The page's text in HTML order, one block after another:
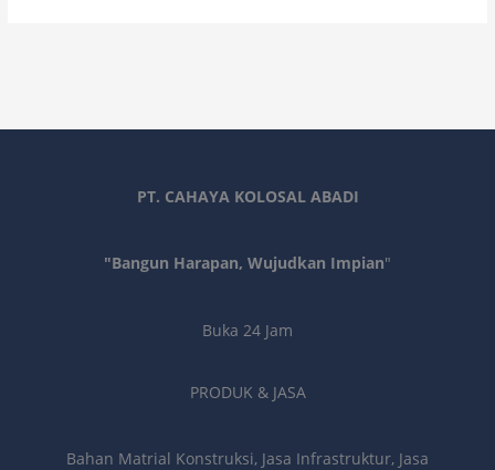
PT. CAHAYA KOLOSAL ABADI
"Bangun Harapan, Wujudkan Impian"
Buka 24 Jam
PRODUK & JASA
Bahan Matrial Konstruksi, Jasa Infrastruktur, Jasa